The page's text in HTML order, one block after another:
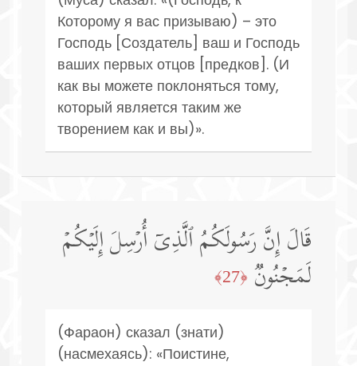
Которому я вас призываю) – это
Господь [Создатель] ваш и Господь
ваших первых отцов [предков]. (И
как вы можете поклоняться тому,
который является таким же
творением как и вы)».
قَالَ إِنَّ رَسُولَكُمُ ٱلَّذِیۤ أُرۡسِلَ إِلَیۡكُمۡ
لَمَجۡنُونࣱ ﴿27﴾
(Фараон) сказал (знати)
(насмехаясь): «Поистине,